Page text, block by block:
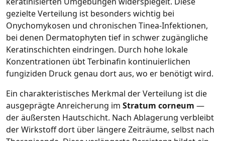
gezielte Verteilung ist besonders wichtig bei
Onychomykosen und chronischen Tinea‑Infektionen,
bei denen Dermatophyten tief in schwer zugängliche
Keratinschichten eindringen. Durch hohe lokale
Konzentrationen übt Terbinafin kontinuierlichen
fungiziden Druck genau dort aus, wo er benötigt wird.
Ein charakteristisches Merkmal der Verteilung ist die
ausgeprägte Anreicherung im Stratum corneum —
der äußersten Hautschicht. Nach Ablagerung verbleibt
der Wirkstoff dort über längere Zeiträume, selbst nach